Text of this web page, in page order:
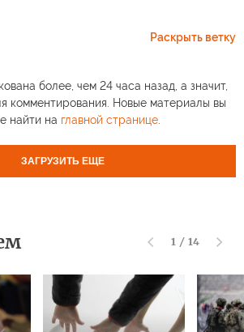
Раскрыть ветку
более, чем 24 часа назад, а значит,
комментирования. Новые материалы вы
найти на главной странице.
ЗАГРУЗИТЬ ЕЩЕ
1 / 14